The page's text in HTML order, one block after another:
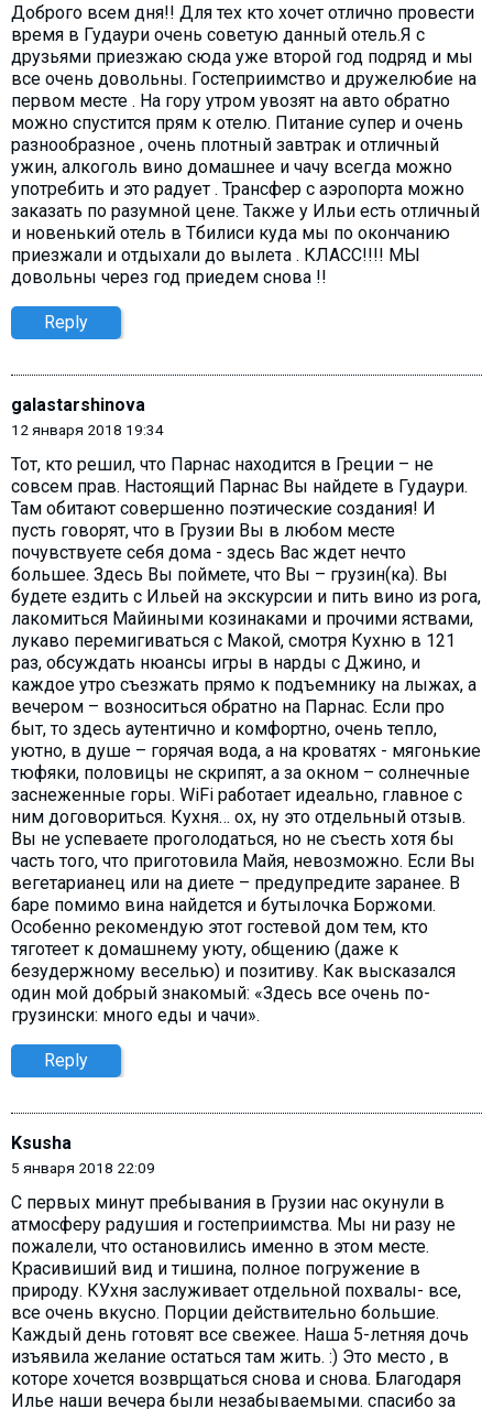
Доброго всем дня!! Для тех кто хочет отлично провести
время в Гудаури очень советую данный отель.Я с
друзьями приезжаю сюда уже второй год подряд и мы
все очень довольны. Гостеприимство и дружелюбие на
первом месте . На гору утром увозят на авто обратно
можно спустится прям к отелю. Питание супер и очень
разнообразное , очень плотный завтрак и отличный
ужин, алкоголь вино домашнее и чачу всегда можно
употребить и это радует . Трансфер с аэропорта можно
заказать по разумной цене. Также у Ильи есть отличный
и новенький отель в Тбилиси куда мы по окончанию
приезжали и отдыхали до вылета . КЛАСС!!!! МЫ
довольны через год приедем снова !!
Reply
galastarshinova
12 января 2018 19:34
Тот, кто решил, что Парнас находится в Греции – не
совсем прав. Настоящий Парнас Вы найдете в Гудаури.
Там обитают совершенно поэтические создания! И
пусть говорят, что в Грузии Вы в любом месте
почувствуете себя дома - здесь Вас ждет нечто
большее. Здесь Вы поймете, что Вы – грузин(ка). Вы
будете ездить с Ильей на экскурсии и пить вино из рога,
лакомиться Майиными козинаками и прочими яствами,
лукаво перемигиваться с Макой, смотря Кухню в 121
раз, обсуждать нюансы игры в нарды с Джино, и
каждое утро съезжать прямо к подъемнику на лыжах, а
вечером – возноситься обратно на Парнас. Если про
быт, то здесь аутентично и комфортно, очень тепло,
уютно, в душе – горячая вода, а на кроватях - мягонькие
тюфяки, половицы не скрипят, а за окном – солнечные
заснеженные горы. WiFi работает идеально, главное с
ним договориться. Кухня… ох, ну это отдельный отзыв.
Вы не успеваете проголодаться, но не съесть хотя бы
часть того, что приготовила Майя, невозможно. Если Вы
вегетарианец или на диете – предупредите заранее. В
баре помимо вина найдется и бутылочка Боржоми.
Особенно рекомендую этот гостевой дом тем, кто
тяготеет к домашнему уюту, общению (даже к
безудержному веселью) и позитиву. Как высказался
один мой добрый знакомый: «Здесь все очень по-
грузински: много еды и чачи».
Reply
Ksusha
5 января 2018 22:09
С первых минут пребывания в Грузии нас окунули в
атмосферу радушия и гостеприимства. Мы ни разу не
пожалели, что остановились именно в этом месте.
Красивиший вид и тишина, полное погружение в
природу. КУхня заслуживает отдельной похвалы- все,
все очень вкусно. Порции действительно большие.
Каждый день готовят все свежее. Наша 5-летняя дочь
изъявила желание остаться там жить. :) Это место , в
которе хочется возврщаться снова и снова. Благодаря
Илье наши вечера были незабываемыми. спасибо за